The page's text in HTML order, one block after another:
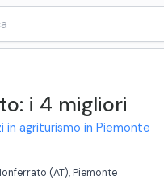
i 4 migliori
in agriturismo in Piemonte
(AT), Piemonte